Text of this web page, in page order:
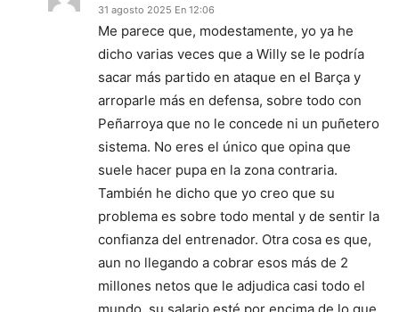
31 agosto 2025 En 12:06
Me parece que, modestamente, yo ya he
dicho varias veces que a Willy se le podría
sacar más partido en ataque en el Barça y
arroparle más en defensa, sobre todo con
Peñarroya que no le concede ni un puñetero
sistema. No eres el único que opina que
suele hacer pupa en la zona contraria.
También he dicho que yo creo que su
problema es sobre todo mental y de sentir la
confianza del entrenador. Otra cosa es que,
aun no llegando a cobrar esos más de 2
millones netos que le adjudica casi todo el